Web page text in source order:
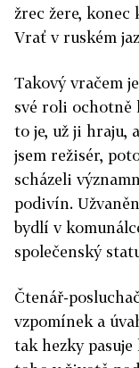
žrec žere, konec
Vrať v ruském
Takový vračem
své roli ochotně
to je, už ji hraju,
jsem režisér,
scházeli
podivín.
bydlí v
společenský
Čtenář-
vzpomínek a
tak hezky pasuje